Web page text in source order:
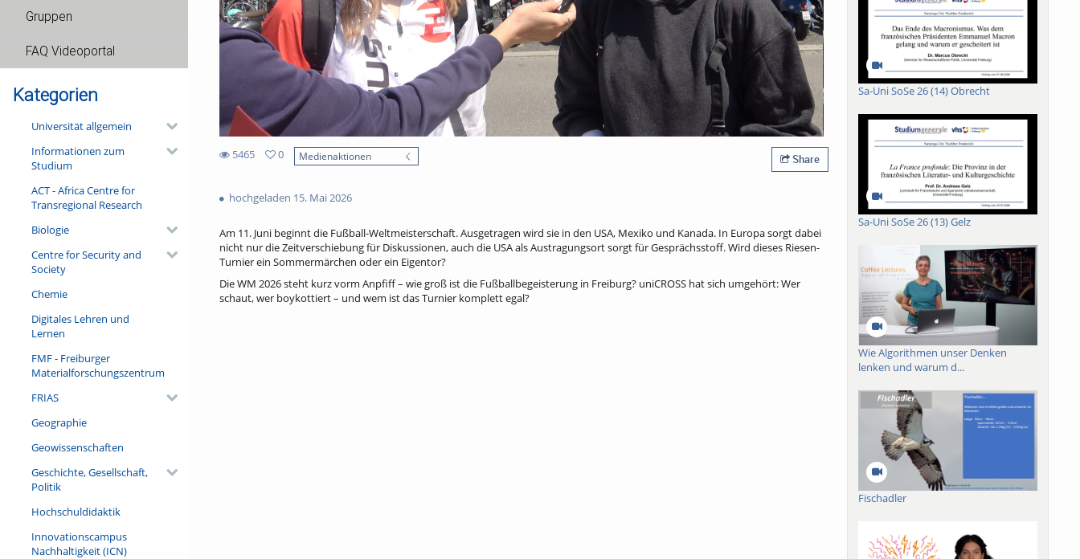
Gruppen
FAQ Videoportal
Kategorien
Universität allgemein
Informationen zum
Studium
ACT - Africa Centre for
Transregional Research
Biologie
Centre for Security and
Society
Chemie
Digitales Lehren und
Lernen
FMF - Freiburger
Materialforschungszentrum
FRIAS
Geographie
Geowissenschaften
Geschichte, Gesellschaft,
Politik
Hochschuldidaktik
Innovationscampus
Nachhaltigkeit (ICN)
5465
views
0
Medienaktionen Share
hochgeladen 15. Mai 2026
Am 11. Juni beginnt die Fußball-Weltmeisterschaft. Ausgetragen wird sie in den USA, Mexiko und Kanada. In Europa sorgt dabei
nicht nur die Zeitverschiebung für Diskussionen, auch die USA als Austragungsort sorgt für Gesprächsstoff. Wird dieses Riesen-
Turnier ein Sommermärchen oder ein Eigentor?
Die WM 2026 steht kurz vorm Anpfiff – wie groß ist die Fußballbegeisterung in Freiburg? uniCROSS hat sich umgehört: Wer
schaut, wer boykottiert – und wem ist das Turnier komplett egal?
Sa-Uni SoSe 26 (14) Obrecht
Sa-Uni SoSe 26 (13) Gelz
Wie Algorithmen unser Denken
lenken und warum d...
Fischadler